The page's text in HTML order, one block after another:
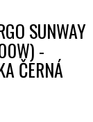
SUNWAY
-
ČERNÁ